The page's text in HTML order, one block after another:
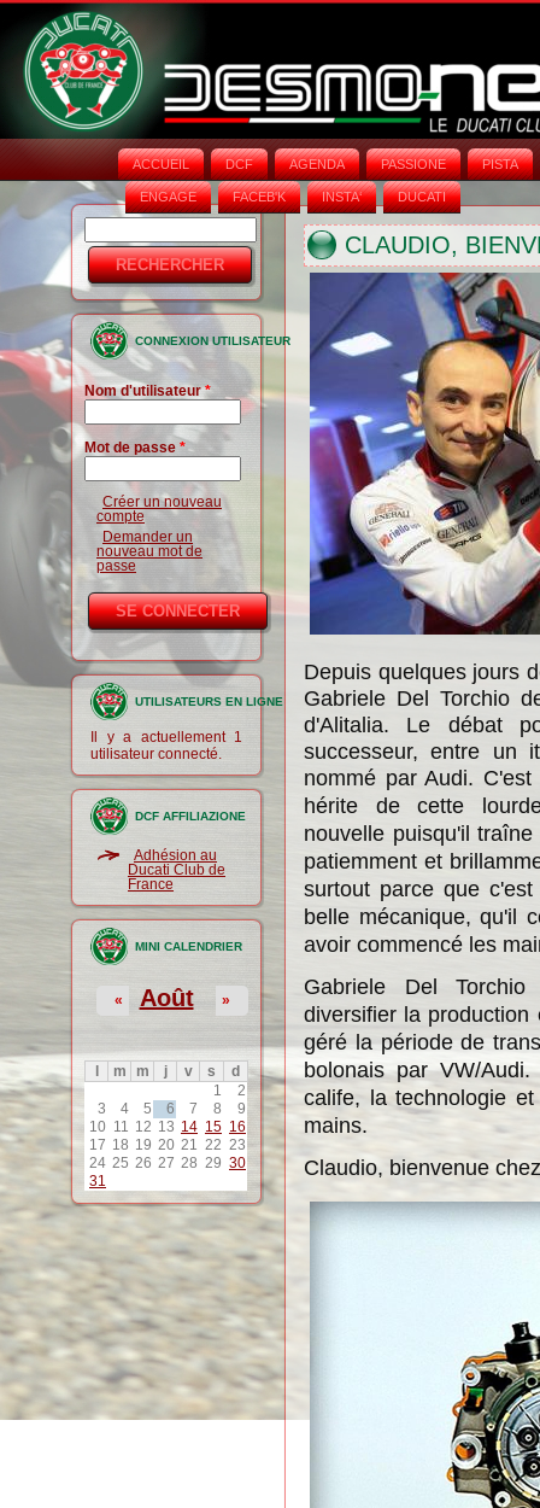
ACCUEIL DCF AGENDA PASSIONE PISTA
ENGAGE FACEB'K INSTA‘ DUCATI
Formulaire
de
recherche
CONNEXION UTILISATEUR
Nom d'utilisateur*
Mot de passe *
Créer un nouveau
compte
Demander un
nouveau mot de
passe
UTILISATEURS EN LIGNE
Il y a actuellement 1
utilisateur connecté.
DCF AFFILIAZIONE
Adhésion au
Ducati Club de
France
MINI CALENDRIER
Août
« »
m m j v s
d
1
2
3
4 5 6 7 8
9
10 11 12 13 14 15 16
17 18 19 20 21 22 23
24 25 26 27 28 29 30
31
CLAUDIO,
Depuis quelques jours
Gabriele Del Torchio
d'Alitalia. Le débat
successeur, entre un
nommé par Audi.
hérite de cette
nouvelle puisqu'il
patiemment et
surtout parce que
belle mécanique, qu'il
avoir commencé les
Gabriele Del
diversifier la production
géré la période de
bolonais par VW/
calife, la technologie
mains.
Claudio, bienvenue